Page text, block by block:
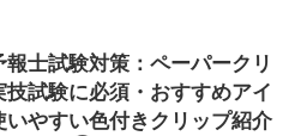
報士試験対策：ペーパークリ
技試験に必須・おすすめアイ
いやすい色付きクリップ紹介